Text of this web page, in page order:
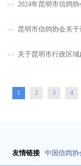
2024年昆明市信鸽
昆明市信鸽协会关
关于昆明市行政区
1 2 3 4
友情链接 中国信鸽协